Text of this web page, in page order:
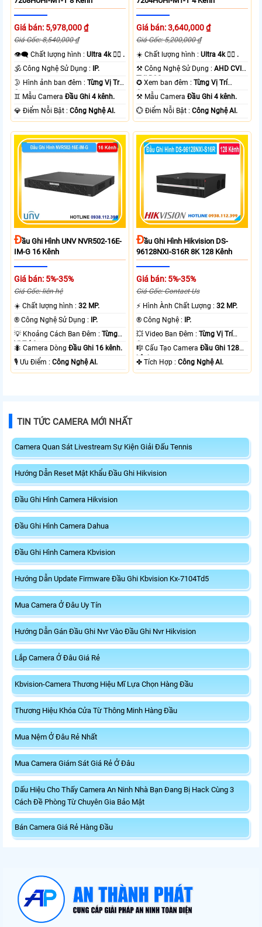
Giá bán: 5,978,000 ₫
Giá Gốc: 8,540,000 ₫
👁️‍🗨 Chất lượng hình :Ultra 4k 👍🏾 .
🕉️ Công Nghệ Sử Dụng :
IP.
🌛 Hình ảnh ban đêm :Từng Vị Trí
Camera .
♊ Mẫu CameraĐầu Ghi 4 kênh.
️💎 Điểm Nỗi Bật :Công Nghệ AI.
Giá bán: 3,640,000 ₫
Giá Gốc: 5,200,000 ₫
☀️ Chất lượng hình :Ultra 4k 👍🏾 .
⚒ Công Nghệ Sử Dụng :AHD CVI
TVI BCS.
✪ Xem ban đêm :Từng Vị Trí
Camera .
⚒ Mẫu CameraĐầu Ghi 4 kênh.
️💮 Điểm Nỗi Bật :Công Nghệ AI.
ĐẦu Ghi Hình UNV NVR502-16E-
IM-G 16 Kênh
Giá bán: 5%-35%
Giá Gốc: liên hệ
☀️ Chất lượng hình :32 MP.
®️ Công Nghệ Sử Dụng : IP.
💡 Khoảng Cách Ban Đêm :Từng
Vị Trí Camera .
🐜 Camera DòngĐầu Ghi 16 kênh.
️🎙 Ưu Điểm :Công Nghệ AI.
ĐẦu Ghi Hình Hikvision DS-
96128NXI-S16R 8K 128 Kênh
Giá bán: 5%-35%
Giá Gốc: Contact Us
️⚡ Hình Ành Chất Lượng :32 MP.
®️ Công Nghệ : IP.
💥 Video Ban Đêm :Từng Vị Trí
Camera .
🎼️ Cấu Tạo CameraĐầu Ghi 128
kênh.
️✤ Tích Hợp :Công Nghệ AI.
TIN TỨC CAMERA MỚI NHẤT
Camera Quan Sát Livestream Sự Kiện Giải Đấu Tennis
Hướng Dẫn Reset Mật Khẩu Đầu Ghi Hikvision
Đầu Ghi Hình Camera Hikvision
Đầu Ghi Hình Camera Dahua
Đầu Ghi Hình Camera Kbvision
Hướng Dẫn Update Firmware Đầu Ghi Kbvision Kx-7104Td5
Mua Camera Ở Đâu Uy Tín
Hướng Dẫn Gán Đầu Ghi Nvr Vào Đầu Ghi Nvr Hikvision
Lắp Camera Ở Đâu Giá Rẻ
Kbvision-Camera Thương Hiệu Mĩ Lựa Chọn Hàng Đầu
Thương Hiệu Khóa Cửa Từ Thông Minh Hàng Đầu
Mua Nệm Ở Đâu Rẻ Nhất
Mua Camera Giám Sát Giá Rẻ Ở Đâu
Dấu Hiệu Cho Thấy Camera An Ninh Nhà Bạn Đang Bị Hack Cùng 3
Cách Đề Phòng Từ Chuyên Gia Bảo Mật
Bán Camera Giá Rẻ Hàng Đầu